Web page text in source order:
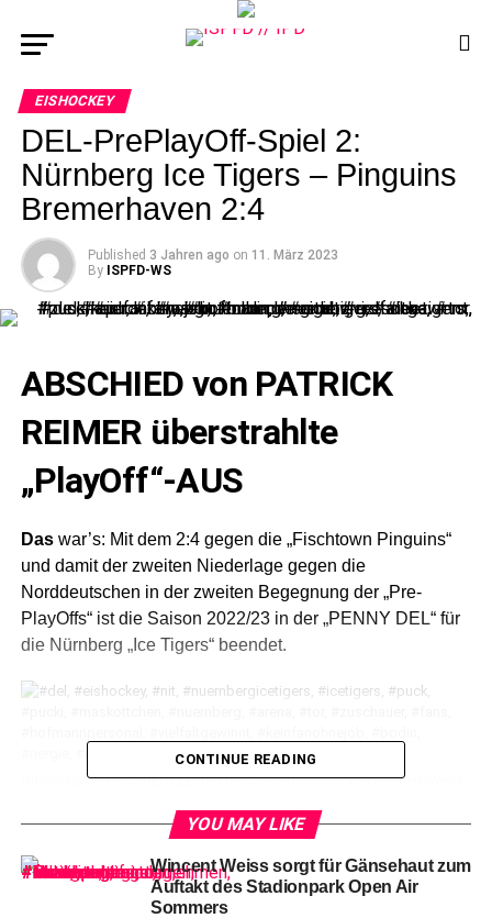
EISHOCKEY
DEL-PrePlayOff-Spiel 2:
Nürnberg Ice Tigers – Pinguins
Bremerhaven 2:4
Published 3 Jahren ago on 11. März 2023
By ISPFD-WS
ABSCHIED von PATRICK
REIMER überstrahlte
„PlayOff“-AUS
Daswar’s: Mit dem 2:4 gegen die „Fischtown Pinguins“
und damit der zweiten Niederlage gegen die
Norddeutschen in der zweiten Begegnung der „Pre-
PlayOffs“ ist die Saison 2022/23 in der „PENNY DEL“ für
die Nürnberg „Ice Tigers“ beendet.
Nürnbergs Niklas TREUTLE (re.) hält diesen Schuss von Bremerhavens
Allerdings
lief das nicht ab ohne gebührende
Verabschiedung der Nürnberger Eishockey-Legende
Patrick Reimer, den die NIT-Fans noch lange nach dem
CONTINUE READING
YOU MAY LIKE
Wincent Weiss sorgt für Gänsehaut zum
Auftakt des Stadionpark Open Air
Sommers